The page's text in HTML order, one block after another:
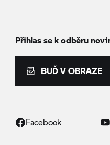
Přihlas se k odběru
BUĎ V OBRAZE
Facebook